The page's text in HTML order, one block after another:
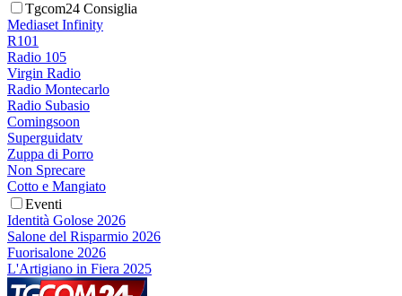
Tgcom24 Consiglia
Mediaset Infinity
R101
Radio 105
Virgin Radio
Radio Montecarlo
Radio Subasio
Comingsoon
Superguidatv
Zuppa di Porro
Non Sprecare
Cotto e Mangiato
Eventi
Identità Golose 2026
Salone del Risparmio 2026
Fuorisalone 2026
L'Artigiano in Fiera 2025